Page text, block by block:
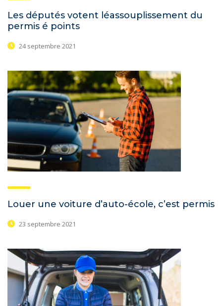
Les députés votent léassouplissement du
permis é points
24 septembre 2021
Louer une voiture d’auto-école, c’est permis
23 septembre 2021